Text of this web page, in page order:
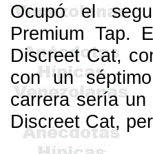
Ocupó el
Premium Tap.
Discreet Cat,
con un
carrera sería
Discreet Cat,